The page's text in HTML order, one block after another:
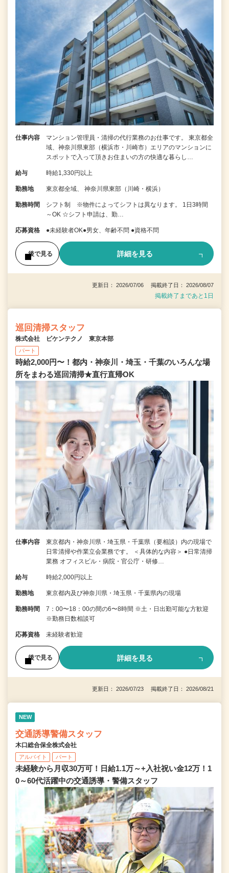
仕事内容
マンション管理員・清掃の代行業務のお仕事です。 東京都全
域、神奈川県東部（横浜市・川崎市）エリアのマンションに
スポットで入って頂きお住まいの方の快適な暮らし…
給与 時給1,330円以上
勤務地 東京都全域、 神奈川県東部（川崎・横浜）
勤務時間
シフト制 ※物件によってシフトは異なります。 1日3時間
～OK ☆シフト申請は、勤…
応募資格 ●未経験者OK●男女、年齢不問 ●資格不問
後で見る 詳細を見る
更新日： 2026/07/06 掲載終了日： 2026/08/07
掲載終了まであと1日
巡回清掃スタッフ
株式会社 ビケンテクノ 東京本部
パート
時給2,000円〜！都内・神奈川・埼玉・千葉のいろんな場
所をまわる巡回清掃★直行直帰OK
仕事内容
東京都内・神奈川県・埼玉県・千葉県（要相談）内の現場で
日常清掃や作業立会業務です。 ＜具体的な内容＞ ●日常清掃
業務 オフィスビル・病院・官公庁・研修…
給与 時給2,000円以上
勤務地 東京都内及び神奈川県・埼玉県・千葉県内の現場
勤務時間
7：00〜18：00の間の6〜8時間 ※土・日出勤可能な方歓迎
※勤務日数相談可
応募資格 未経験者歓迎
後で見る 詳細を見る
更新日： 2026/07/23 掲載終了日： 2026/08/21
NEW
交通誘導警備スタッフ
木口総合保全株式会社
アルバイト パート
未経験から月収30万可！日給1.1万～+入社祝い金12万！1
0～60代活躍中の交通誘導・警備スタッフ